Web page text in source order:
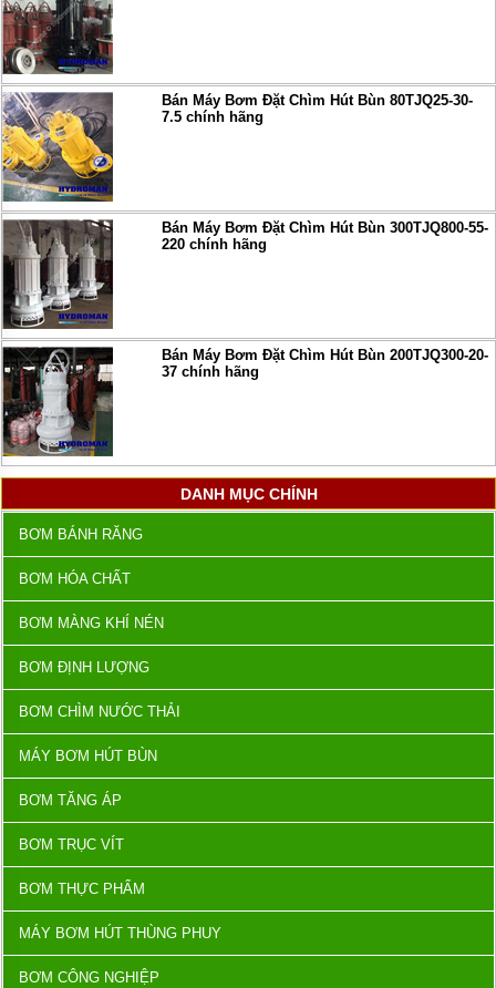
Bán Máy Bơm Đặt Chìm Hút Bùn 80TJQ25-30-
7.5 chính hãng
Bán Máy Bơm Đặt Chìm Hút Bùn 300TJQ800-55-
220 chính hãng
Bán Máy Bơm Đặt Chìm Hút Bùn 200TJQ300-20-
37 chính hãng
DANH MỤC CHÍNH
BƠM BÁNH RĂNG
BƠM HÓA CHẤT
BƠM MÀNG KHÍ NÉN
BƠM ĐỊNH LƯỢNG
BƠM CHÌM NƯỚC THẢI
MÁY BƠM HÚT BÙN
BƠM TĂNG ÁP
BƠM TRỤC VÍT
BƠM THỰC PHẨM
MÁY BƠM HÚT THÙNG PHUY
BƠM CÔNG NGHIỆP